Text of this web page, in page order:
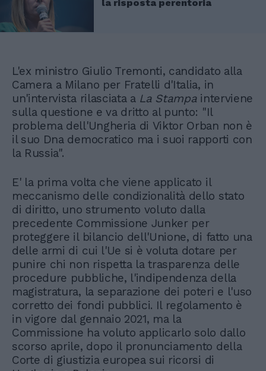
la risposta perentoria
L'ex ministro Giulio Tremonti, candidato alla
Camera a Milano per Fratelli d'Italia, in
un'intervista rilasciata a La Stampainterviene
sulla questione e va dritto al punto: "Il
problema dell'Ungheria di Viktor Orban non è
il suo Dna democratico ma i suoi rapporti con
la Russia".
E' la prima volta che viene applicato il
meccanismo delle condizionalità dello stato
di diritto, uno strumento voluto dalla
precedente Commissione Junker per
proteggere il bilancio dell'Unione, di fatto una
delle armi di cui l'Ue si è voluta dotare per
punire chi non rispetta la trasparenza delle
procedure pubbliche, l'indipendenza della
magistratura, la separazione dei poteri e l'uso
corretto dei fondi pubblici. Il regolamento è
in vigore dal gennaio 2021, ma la
Commissione ha voluto applicarlo solo dallo
scorso aprile, dopo il pronunciamento della
Corte di giustizia europea sui ricorsi di